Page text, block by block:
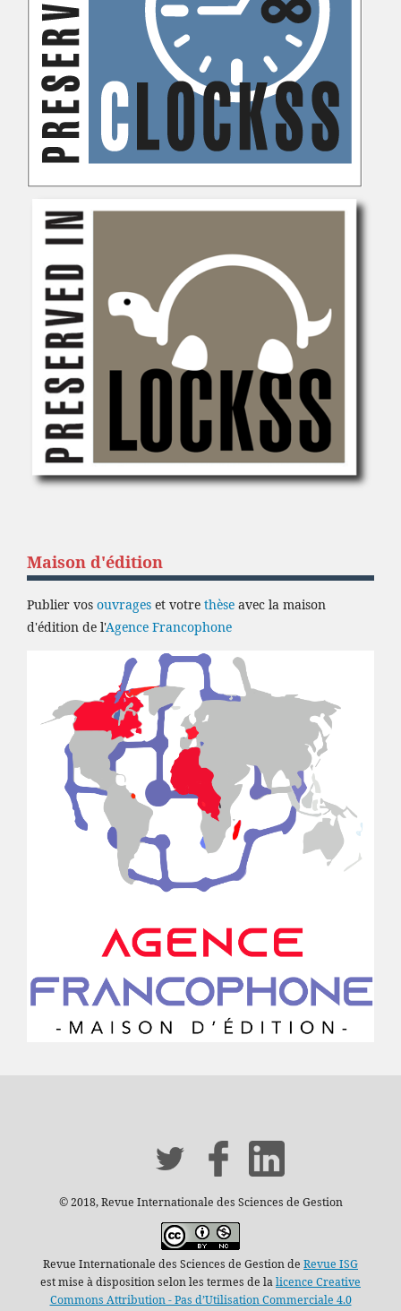
Maison d'édition
Publier vos ouvrages et votre thèse avec la maison
d'édition de l'Agence Francophone
© 2018, Revue Internationale des Sciences de Gestion
Revue Internationale des Sciences de Gestion de Revue ISG
est mise à disposition selon les termes de lalicence Creative
Commons Attribution - Pas d’Utilisation Commerciale 4.0